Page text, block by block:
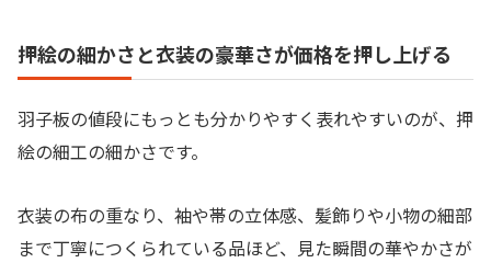
押絵の細かさと衣装の豪華さが価格を押し上げる
羽子板の値段にもっとも分かりやすく表れやすいのが、押
絵の細工の細かさです。
衣装の布の重なり、袖や帯の立体感、髪飾りや小物の細部
まで丁寧につくられている品ほど、見た瞬間の華やかさが